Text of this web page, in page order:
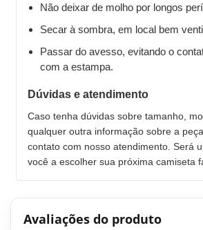
Não deixar de molho por longos
Secar à sombra, em local bem
Passar do avesso, evitando o
com a estampa.
Dúvidas e atendimento
Caso tenha dúvidas sobre tamanho,
qualquer outra informação sobre a
contato com nosso atendimento. Será
você a escolher sua próxima camiseta
Avaliações do produto